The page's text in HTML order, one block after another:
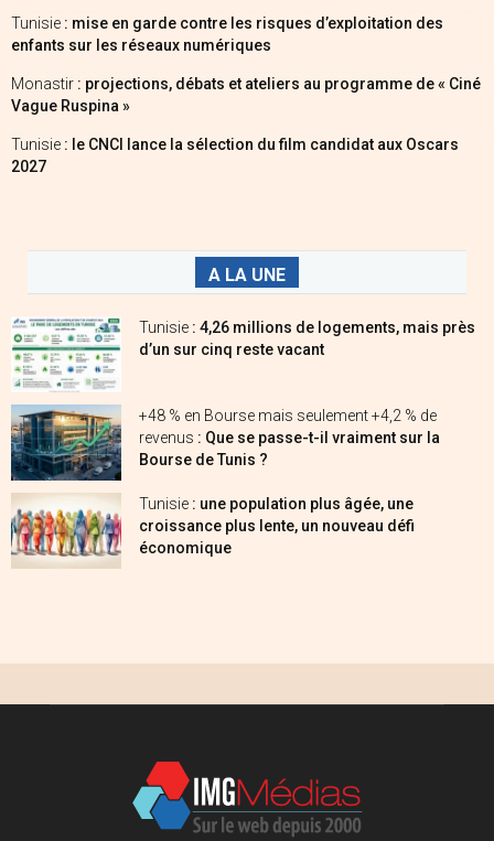
Tunisie : mise en garde contre les risques d’exploitation des
enfants sur les réseaux numériques
Monastir : projections, débats et ateliers au programme de « Ciné
Vague Ruspina »
Tunisie : le CNCI lance la sélection du film candidat aux Oscars
2027
A LA UNE
Tunisie : 4,26 millions de logements, mais près
d’un sur cinq reste vacant
+48 % en Bourse mais seulement +4,2 % de
revenus : Que se passe-t-il vraiment sur la
Bourse de Tunis ?
Tunisie : une population plus âgée, une
croissance plus lente, un nouveau défi
économique